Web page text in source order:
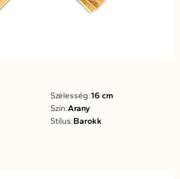
Szélesség:16 cm
Szín:Arany
Stílus:Barokk